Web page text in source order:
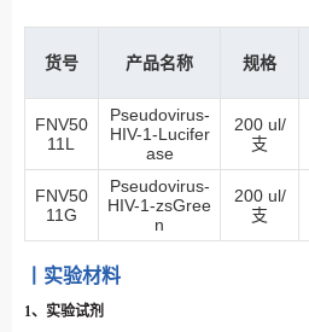
货号 产品名称 规格
FNV50
11L
Pseudovirus-
HIV-1-Lucifer
ase
200 ul/
支
FNV50
11G
Pseudovirus-
HIV-1-zsGree
n
200 ul/
支
丨实验材料
1、实验试剂